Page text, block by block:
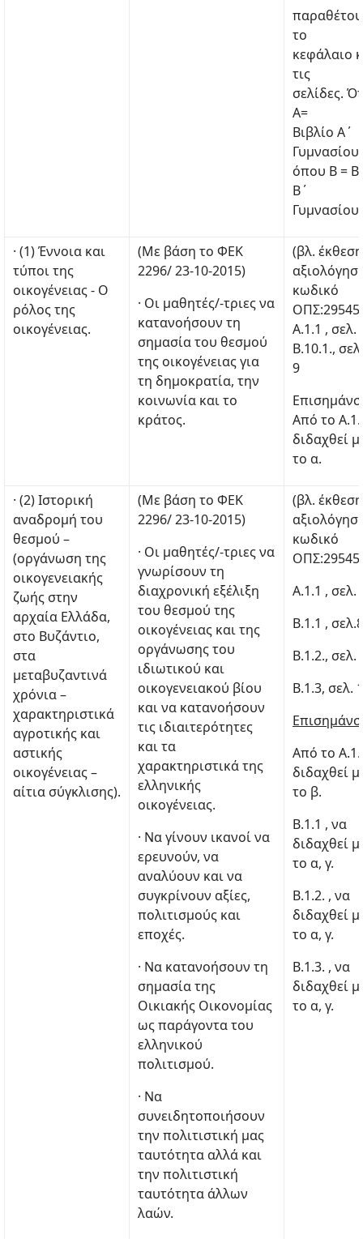
το
κεφάλαιο
τις
σελίδες.
Α=
Βιβλίο Α΄
Γυμνασίου
όπου Β =
Β΄
Γυμνασίου
· (1) Έννοια και
τύποι της
οικογένειας - Ο
ρόλος της
οικογένειας.
(Με βάση το ΦΕΚ
2296/ 23-10-2015)
· Οι μαθητές/-τριες να
κατανοήσουν τη
σημασία του θεσμού
της οικογένειας για
τη δημοκρατία, την
κοινωνία και το
κράτος.
(βλ. έκθεση
κωδικό
Α.1.1 , σελ.
Β.10.1.,
9
Από το
διδαχθεί
το α.
· (2) Ιστορική
αναδρομή του
θεσμού –
(οργάνωση της
οικογενειακής
ζωής στην
αρχαία Ελλάδα,
στο Βυζάντιο,
στα
μεταβυζαντινά
χρόνια –
χαρακτηριστικά
αγροτικής και
αστικής
οικογένειας –
αίτια σύγκλισης).
(Με βάση το ΦΕΚ
2296/ 23-10-2015)
· Οι μαθητές/-τριες να
γνωρίσουν τη
διαχρονική εξέλιξη
του θεσμού της
οικογένειας και της
οργάνωσης του
ιδιωτικού και
οικογενειακού βίου
και να κατανοήσουν
τις ιδιαιτερότητες
και τα
χαρακτηριστικά της
ελληνικής
οικογένειας.
· Να γίνουν ικανοί να
ερευνούν, να
αναλύουν και να
συγκρίνουν αξίες,
πολιτισμούς και
εποχές.
· Να κατανοήσουν τη
σημασία της
Οικιακής Οικονομίας
ως παράγοντα του
ελληνικού
πολιτισμού.
· Να
συνειδητοποιήσουν
την πολιτιστική μας
ταυτότητα αλλά και
την πολιτιστική
ταυτότητα άλλων
λαών.
(βλ. έκθεση
κωδικό
Α.1.1 , σελ.
Β.1.1 ,
Β.1.2., σελ.
Β.1.3, σελ.
Από το
διδαχθεί
το β.
Β.1.1 , να
διδαχθεί
το α, γ.
Β.1.2. , να
διδαχθεί
το α, γ.
Β.1.3. , να
διδαχθεί
το α, γ.